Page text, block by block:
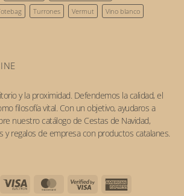
Turrones Vermut
Vino blanco
y la proximidad . Defendemos la calidad, el
filosofía vital. Con un objetivo, ayudaros a
nuestro catálogo de Cestas de Navidad,
yregalos de empresacon productos catalanes
Visa
MasterCardVisa